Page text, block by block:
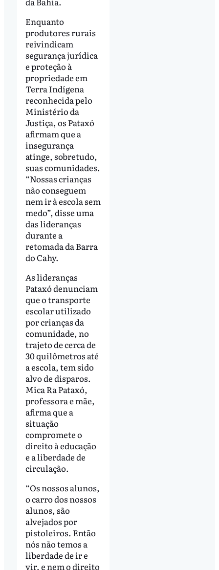
Enquanto
produtores rurais
reivindicam
segurança jurídica
e proteção à
propriedade em
Terra Indígena
reconhecida pelo
Ministério da
Justiça, os Pataxó
afirmam que a
insegurança
atinge, sobretudo,
suas comunidades.
“Nossas crianças
não conseguem
nem ir à escola sem
medo”, disse uma
das lideranças
durante a
retomada da Barra
do Cahy.
As lideranças
Pataxó denunciam
que o transporte
escolar utilizado
por crianças da
comunidade, no
trajeto de cerca de
30 quilômetros até
a escola, tem sido
alvo de disparos.
Mica Ra Pataxó,
professora e mãe,
afirma que a
situação
compromete o
direito à educação
e a liberdade de
circulação.
“Os nossos alunos,
o carro dos nossos
alunos, são
alvejados por
pistoleiros. Então
nós não temos a
liberdade de ir e
vir, e nem o direito